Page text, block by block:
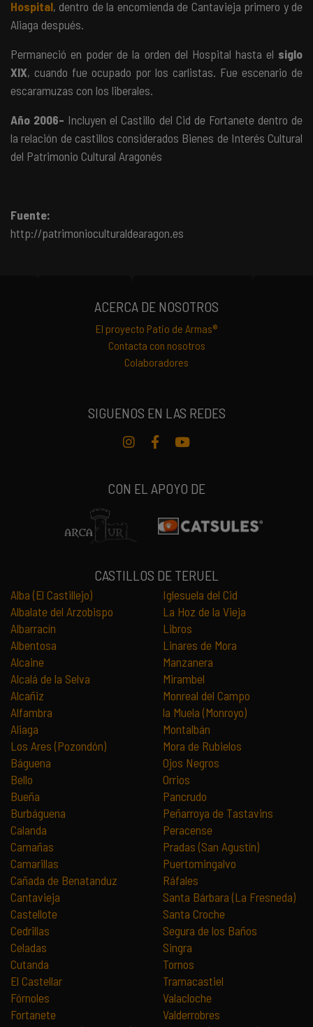
Hospital, dentro de la encomienda de Cantavieja primero y de
Aliaga después.
Permaneció en poder de la orden del Hospital hasta el siglo
XIX, cuando fue ocupado por los carlistas. Fue escenario de
escaramuzas con los liberales.
Año 2006- Incluyen el Castillo del Cid de Fortanete dentro de
la relación de castillos considerados Bienes de Interés Cultural
del Patrimonio Cultural Aragonés
Fuente:
http://patrimonioculturaldearagon.es
ACERCA DE NOSOTROS
El proyecto Patio de Armas®
Contacta con nosotros
Colaboradores
SIGUENOS EN LAS REDES
Instagram
FacebookYoutube
CON EL APOYO DE
CASTILLOS DE TERUEL
Alba (El Castillejo)
Albalate del Arzobispo
Albarracín
Albentosa
Alcaine
Alcalá de la Selva
Alcañiz
Alfambra
Aliaga
Los Ares (Pozondón)
Báguena
Bello
Bueña
Burbáguena
Calanda
Camañas
Camarillas
Cañada de Benatanduz
Cantavieja
Castellote
Cedrillas
Celadas
Cutanda
El Castellar
Fórnoles
Fortanete
Iglesuela del Cid
La Hoz de la Vieja
Libros
Linares de Mora
Manzanera
Mirambel
Monreal del Campo
la Muela (Monroyo)
Montalbán
Mora de Rubielos
Ojos Negros
Orrios
Pancrudo
Peñarroya de Tastavins
Peracense
Pradas (San Agustín)
Puertomingalvo
Ráfales
Santa Bárbara (La Fresneda)
Santa Croche
Segura de los Baños
Singra
Tornos
Tramacastiel
Valacloche
Valderrobres